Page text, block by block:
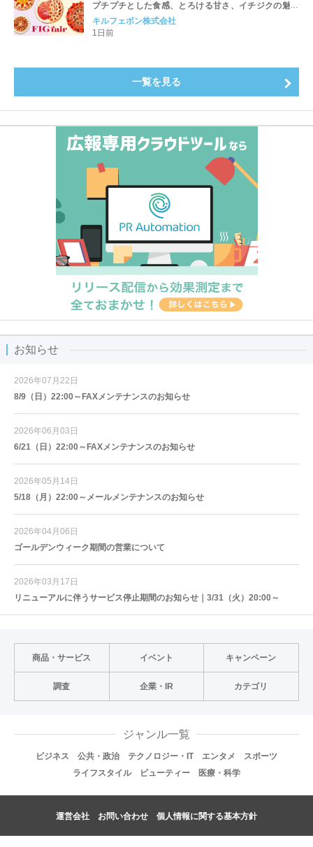
プチプチとした食感、とろける甘さ、イチジクの魅力
をたっぷりと。新作を含め、イチジク尽くしの全4種が
登場8月20日（木）スタート
キルフェボン株式会社
1日前
一覧を見る
お知らせ
2026年07月22日
8/9（日）22:00～FAXメンテナンスのお知らせ
2026年06月03日
6/21（日）22:00～FAXメンテナンスのお知らせ
2026年05月14日
5/18（月）22:00～メールメンテナンスのお知らせ
2026年04月06日
ゴールデンウィーク期間の営業について
2026年03月17日
リニューアルに伴うサービス停止期間のお知らせ｜3/31（火）20:00～
商品・サービス イベント キャンペーン
調査 企業・IR カテゴリ
ジャンル一覧
ビジネス 公共・政治 テクノロジー・IT エンタメ
スポーツ
ライフスタイル
ビューティー 医療・科学
運営会社 お問い合わせ 個人情報に関する基本方針